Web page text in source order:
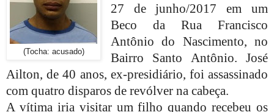
(Tocha: acusado)
27 de junho/2017 em um
Beco da Rua Francisco
Antônio do Nascimento, no
Bairro Santo Antônio. José
Ailton, de 40 anos, ex-presidiário, foi assassinado
com quatro disparos de revólver na cabeça.
A vítima iria visitar um filho quando recebeu os